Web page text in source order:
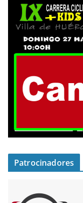
Patrocinadores